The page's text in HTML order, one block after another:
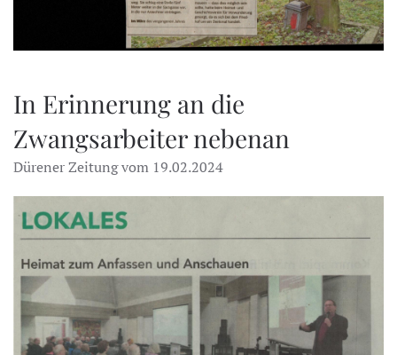
In Erinnerung an die
Zwangsarbeiter nebenan
Dürener Zeitung vom 19.02.2024